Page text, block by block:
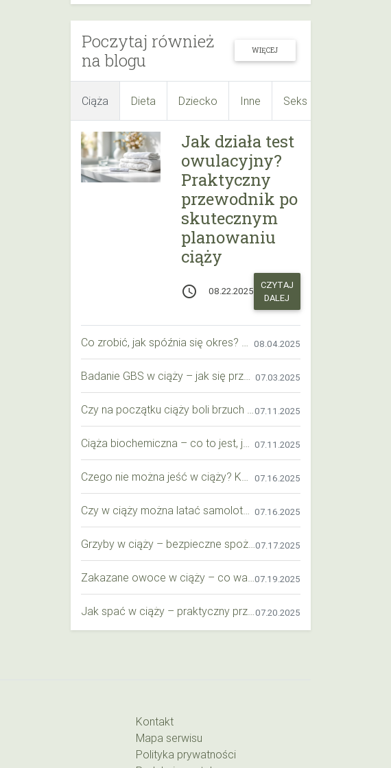
Poczytaj również
na blogu
WIĘCEJ
Ciąża Dieta Dziecko Inne Seks
Jak działa test
owulacyjny?
Praktyczny
przewodnik po
skutecznym
planowaniu
ciąży
access_time 08.22.2025
CZYTAJ
DALEJ
08.04.2025
07.03.2025
07.11.2025
07.11.2025
07.16.2025
07.16.2025
07.17.2025
07.19.2025
07.20.2025
Kontakt
Mapa serwisu
Polityka prywatności